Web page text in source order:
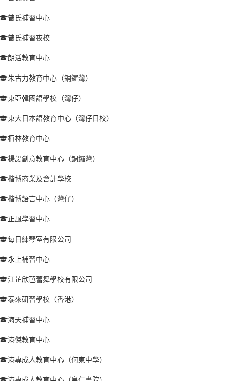
曾氏補習中心
曾氏補習夜校
朗活教育中心
朱古力教育中心（銅鑼灣）
東亞韓國語學校（灣仔）
東大日本語教育中心（灣仔日校）
栢林教育中心
楊諹創意教育中心（銅鑼灣）
楷博商業及會計學校
楷博語言中心（灣仔）
正風學習中心
每日練琴室有限公司
永上補習中心
江芷欣芭蕾舞學校有限公司
泰來研習學校（香港）
海天補習中心
港傑教育中心
港專成人教育中心（何東中學）